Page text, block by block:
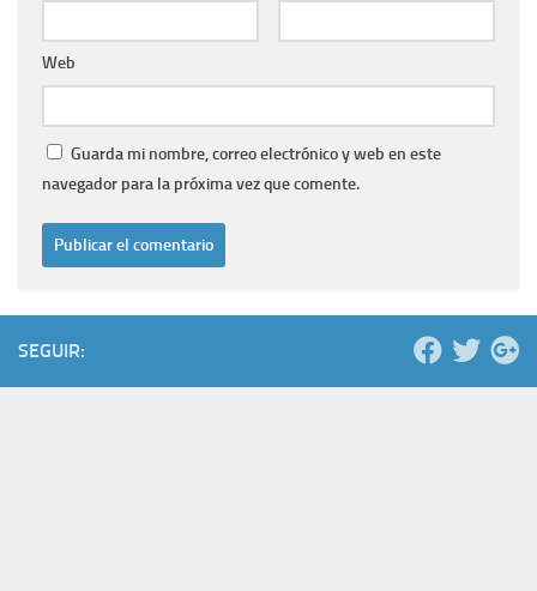
Web
Guarda mi nombre, correo electrónico y web en este
navegador para la próxima vez que comente.
SEGUIR: